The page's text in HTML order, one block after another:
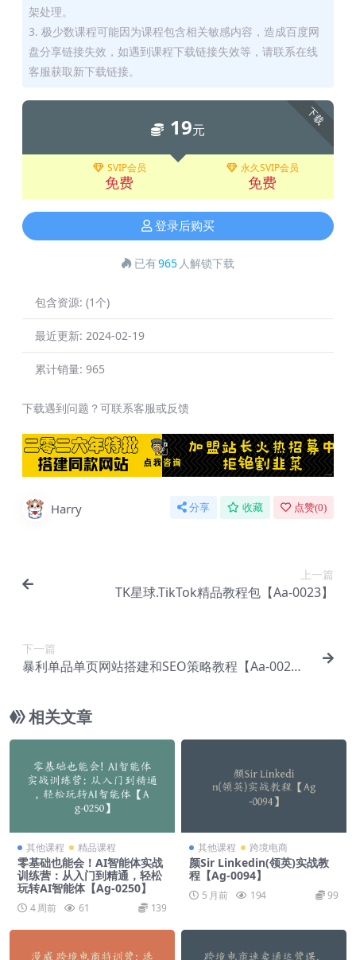
架处理。
3. 极少数课程可能因为课程包含相关敏感内容，造成百度网
盘分享链接失效，如遇到课程下载链接失效等，请联系在线
客服获取新下载链接。
下载
19元
SVIP会员
免费
永久SVIP会员
免费
登录后购买
已有965 人解锁下载
包含资源: (1个)
最近更新: 2024-02-19
累计销量: 965
下载遇到问题？可联系客服或反馈
Harry 分享 收藏 点赞(0)
上一篇
TK星球.TikTok精品教程包【Aa-0023】
下一篇
暴利单品单页网站搭建和SEO策略教程【Aa-002
相关文章
其他课程 精品课程
零基础也能会！AI智能体实战
训练营：从入门到精通，轻松
玩转AI智能体【Ag-0250】
4 周前 61 139
其他课程 跨境电商
颜Sir Linkedin(领英)实战教
程【Ag-0094】
5 月前 194 99